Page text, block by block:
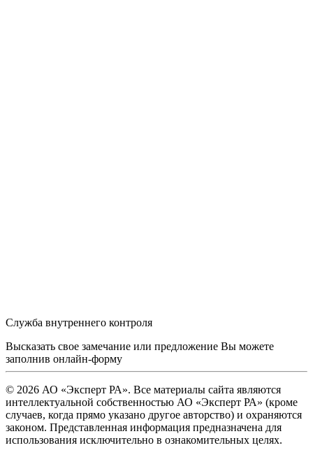
Служба внутреннего контроля
Высказать свое замечание или предложение Вы можете
заполнив онлайн-форму
© 2026 АО «Эксперт РА». Все материалы сайта являются
интеллектуальной собственностью АО «Эксперт РА» (кроме
случаев, когда прямо указано другое авторство) и охраняются
законом. Представленная информация предназначена для
использования исключительно в ознакомительных целях.